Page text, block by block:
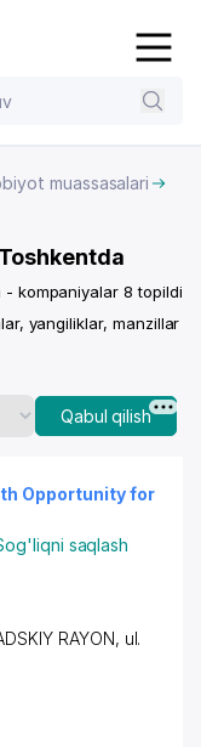
muassasalari
kompaniyalar 8 topildi
yangiliklar, manzillar
Qabul qilish
Opportunity for
saqlash
RAYON, ul.